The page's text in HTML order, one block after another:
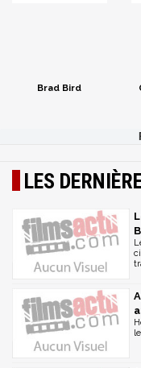
Brad Bird
LES